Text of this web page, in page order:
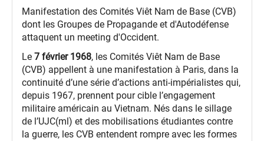
Manifestation des Comités Viêt Nam de Base (CVB)
dont les Groupes de Propagande et d'Autodéfense
attaquent un meeting d'Occident.
Le 7 février 1968, les Comités Viêt Nam de Base
(CVB) appellent à une manifestation à Paris, dans la
continuité d’une série d’actions anti‑impérialistes qui,
depuis 1967, prennent pour cible l’engagement
militaire américain au Vietnam. Nés dans le sillage
de l’UJC(ml) et des mobilisations étudiantes contre
la guerre, les CVB entendent rompre avec les formes